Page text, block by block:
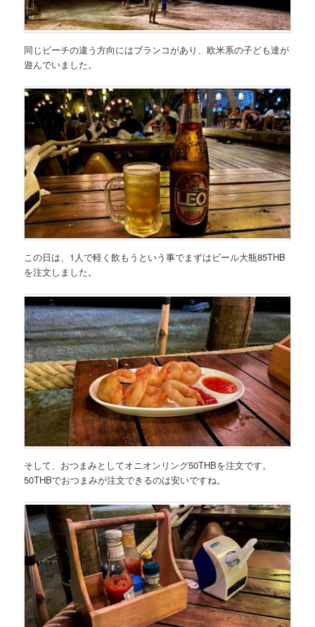
同じビーチの違う方向にはブランコがあり、欧米系の子ども達が
遊んでいました。
この日は、1人で軽く飲もうという事でまずはビール大瓶85THB
を注文しました。
そして、おつまみとしてオニオンリング50THBを注文です。
50THBでおつまみが注文できるのは安いですね。